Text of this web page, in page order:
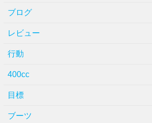
ブログ
レビュー
行動
400cc
目標
ブーツ